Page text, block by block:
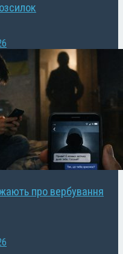
про вербування